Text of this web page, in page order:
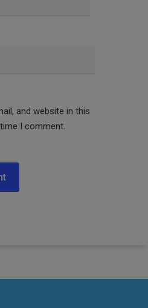
and website in this
I comment.